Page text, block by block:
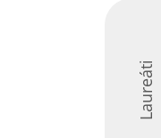
Laureáti